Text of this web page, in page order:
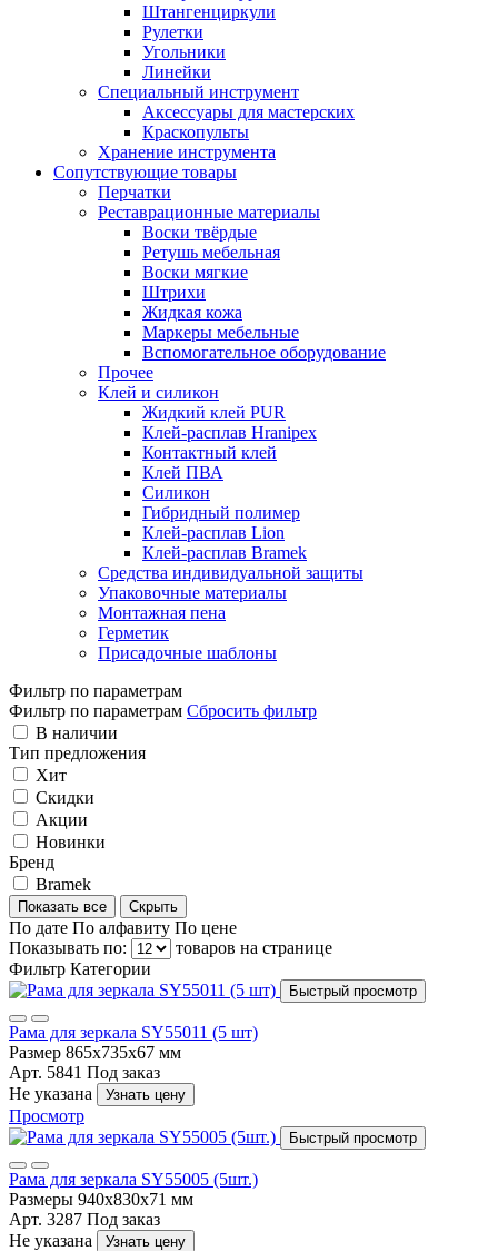
Штангенциркули
Рулетки
Угольники
Линейки
Специальный инструмент
Аксессуары для мастерских
Краскопульты
Хранение инструмента
Сопутствующие товары
Перчатки
Реставрационные материалы
Воски твёрдые
Ретушь мебельная
Воски мягкие
Штрихи
Жидкая кожа
Маркеры мебельные
Вспомогательное оборудование
Прочее
Клей и силикон
Жидкий клей PUR
Клей-расплав Hranipex
Контактный клей
Клей ПВА
Силикон
Гибридный полимер
Клей-расплав Lion
Клей-расплав Bramek
Средства индивидуальной защиты
Упаковочные материалы
Монтажная пена
Герметик
Присадочные шаблоны
Фильтр по параметрам
Фильтр по параметрам Сбросить фильтр
В наличии
Тип предложения
Хит
Скидки
Акции
Новинки
Бренд
Bramek
Показать все Скрыть
По дате По алфавиту По цене
Показывать по:
товаров на странице
Фильтр Категории
Быстрый просмотр
Рама для зеркала SY55011 (5 шт)
Размер 865х735х67 мм
Арт. 5841 Под заказ
Не указана
Узнать цену
Просмотр
Быстрый просмотр
Рама для зеркала SY55005 (5шт.)
Размеры 940x830x71 мм
Арт. 3287 Под заказ
Не указана
Узнать цену